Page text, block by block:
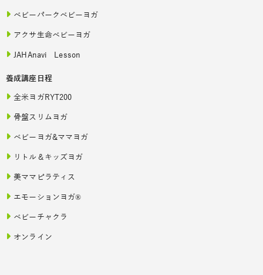
ベビーパークベビーヨガ
アクサ生命ベビーヨガ
JAHAnavi Lesson
養成講座日程
全米ヨガRYT200
骨盤スリムヨガ
ベビーヨガ&ママヨガ
リトル＆キッズヨガ
美ママピラティス
エモーションヨガ®
ベビーチャクラ
オンライン